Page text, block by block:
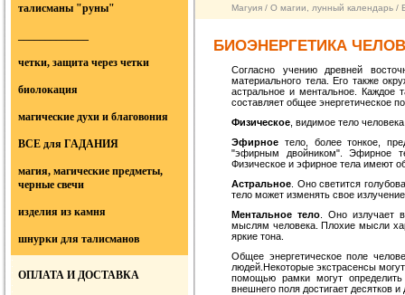
талисманы "руны"
четки, защита через четки
биолокация
магические духи и благовония
ВСЕ для ГАДАНИЯ
магия, магические предметы,
черные свечи
изделия из камня
шнурки для талисманов
ОПЛАТА И ДОСТАВКА
Магуия / О магии, лунный календарь /
БИОЭНЕРГЕТИКА
Согласно учению древней
материального тела. Его также
астральное и ментальное. Каждое
составляет общее энергетическое
Физическое , видимое тело
Эфирное тело, более тонкое,
"эфирным двойни­ком". Эфирное
Физическое и эфирное тела имеют
Аст­ральное . Оно светится
тело может изменять свое
Ментальное тело . Оно излучает
мыслям человека. Плохие мысли
яркие тона.
Общее энергетическое поле
людей.Некоторые экстрасенсы
помощью рамки могут опре­делить
внешнего поля достига­ет десятков